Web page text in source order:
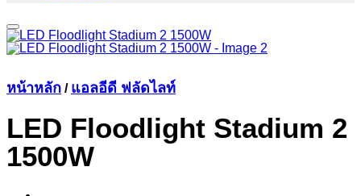
หน้าหลัก / แอลอีดี ฟลัดไลท์
LED Floodlight Stadium 2
1500W